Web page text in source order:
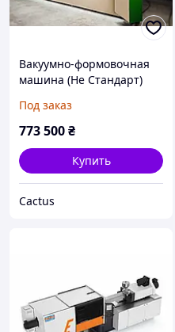
Вакуумно-формовочная
машина (Не Стандарт)
Под заказ
773 500₴
Купить
Cactus